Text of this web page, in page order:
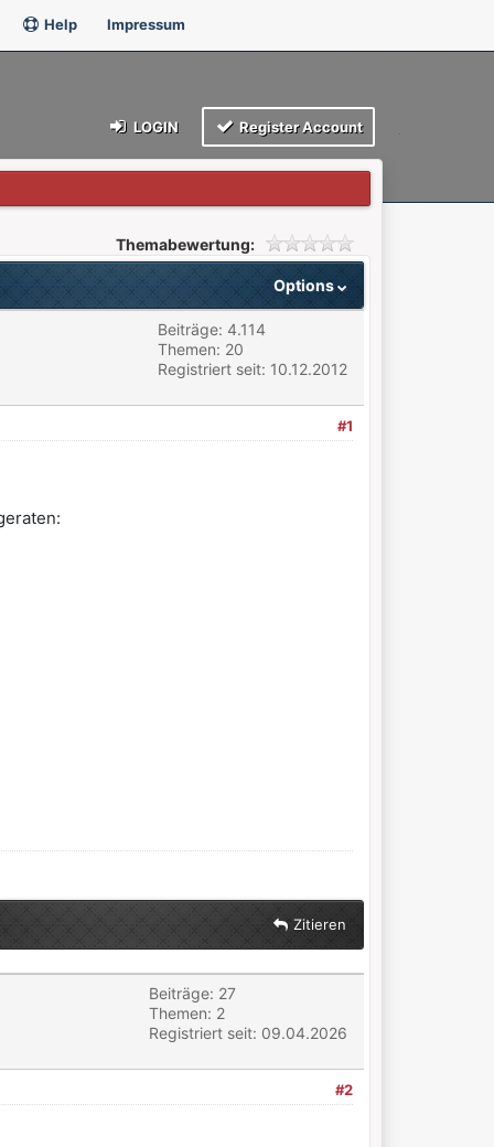
Help Impressum
LOGIN Register Account
Themabewertung:
Options
Beiträge: 4.114
Themen: 20
Registriert seit: 10.12.2012
#1
Zitieren
Beiträge: 27
Themen: 2
Registriert seit: 09.04.2026
#2